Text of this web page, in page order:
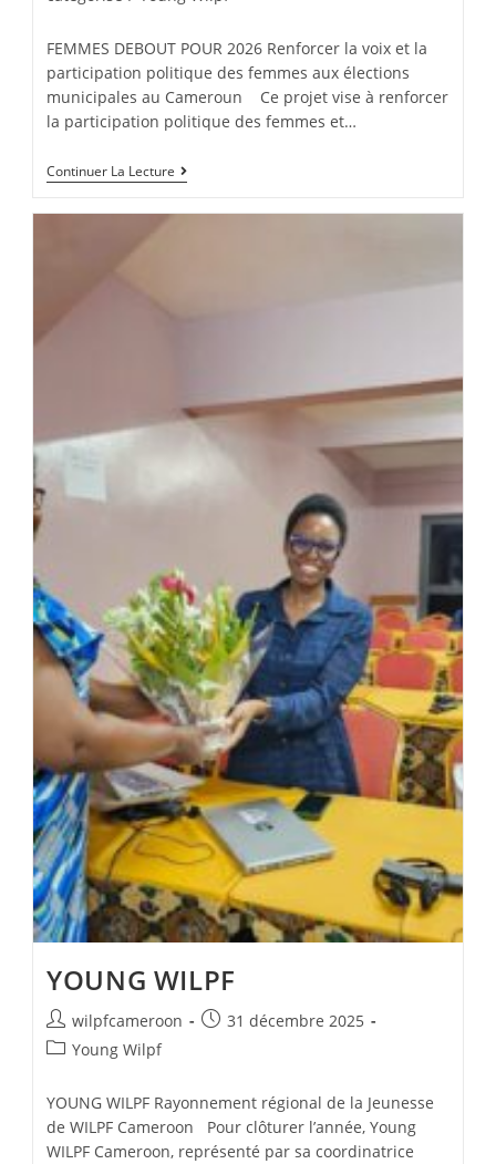
FEMMES DEBOUT POUR 2026 Renforcer la voix et la
participation politique des femmes aux élections
municipales au Cameroun Ce projet vise à renforcer
la participation politique des femmes et…
Continuer La Lecture
YOUNG WILPF
wilpfcameroon
31 décembre 2025
Young Wilpf
YOUNG WILPF Rayonnement régional de la Jeunesse
de WILPF Cameroon Pour clôturer l’année, Young
WILPF Cameroon, représenté par sa coordinatrice